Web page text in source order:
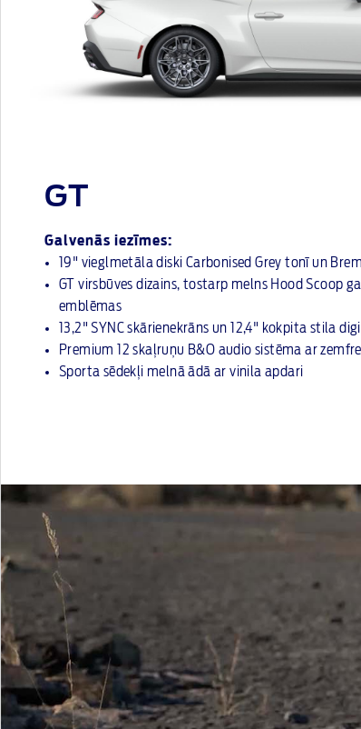
GT
Galvenās iezīmes:
19" vieglmetāla diski Carbonised Grey tonī un
GT virsbūves dizains, tostarp melns Hood Scoop
emblēmas
13,2" SYNC skārienekrāns un 12,4" kokpita stila
Premium 12 skaļruņu B&O audio sistēma ar
Sporta sēdekļi melnā ādā ar vinila apdari